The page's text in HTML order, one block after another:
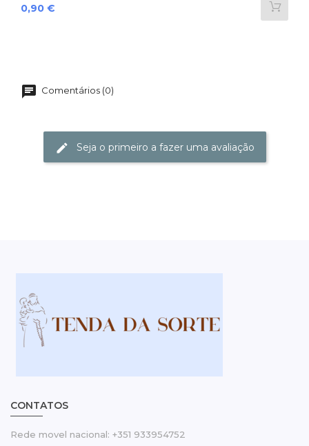
Preço
0,90 €
Comentários (0)
Seja o primeiro a fazer uma avaliação
CONTATOS
Rede movel nacional: +351 933954752